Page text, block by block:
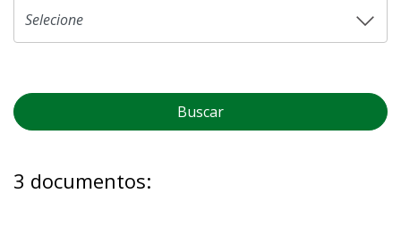
Buscar
3 documentos: